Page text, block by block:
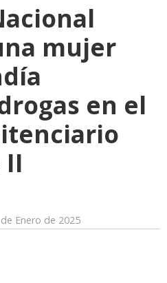
mujer
en el
II
Enero de 2025